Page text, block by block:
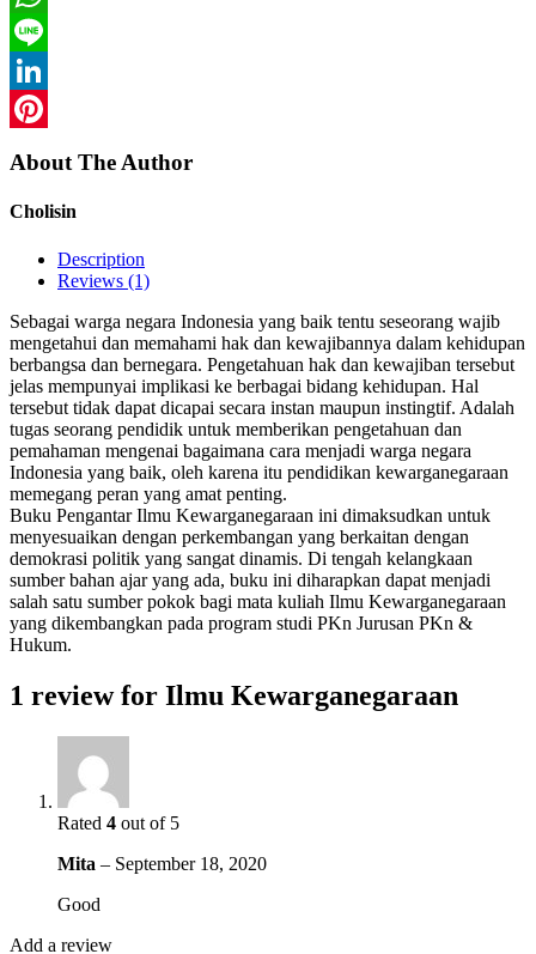
WhatsApp
Line
LinkedIn
About The Author
Cholisin
Description
Reviews (1)
Sebagai warga negara Indonesia yang baik tentu seseorang wajib
mengetahui dan memahami hak dan kewajibannya dalam kehidupan
berbangsa dan bernegara. Pengetahuan hak dan kewajiban tersebut
jelas mempunyai implikasi ke berbagai bidang kehidupan. Hal
tersebut tidak dapat dicapai secara instan maupun instingtif. Adalah
tugas seorang pendidik untuk memberikan pengetahuan dan
pemahaman mengenai bagaimana cara menjadi warga negara
Indonesia yang baik, oleh karena itu pendidikan kewarganegaraan
memegang peran yang amat penting.
Buku Pengantar Ilmu Kewarganegaraan ini dimaksudkan untuk
menyesuaikan dengan perkembangan yang berkaitan dengan
demokrasi politik yang sangat dinamis. Di tengah kelangkaan
sumber bahan ajar yang ada, buku ini diharapkan dapat menjadi
salah satu sumber pokok bagi mata kuliah Ilmu Kewarganegaraan
yang dikembangkan pada program studi PKn Jurusan PKn &
Hukum.
1 review for Ilmu Kewarganegaraan
Rated 4 out of 5
Mita – September 18, 2020
Good
Add a review